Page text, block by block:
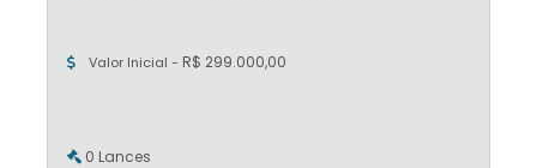
Valor Inicial - R$ 299.000,00
0 Lances